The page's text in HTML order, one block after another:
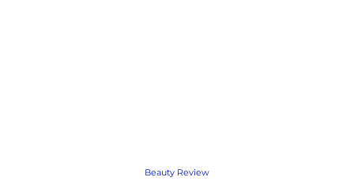
Beauty Review